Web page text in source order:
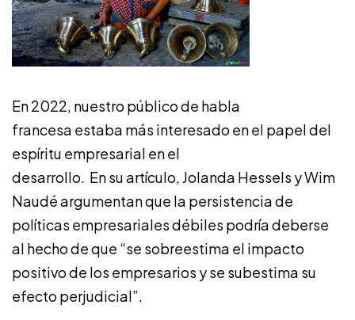
En 2022, nuestro público de habla
francesa estaba más interesado en el papel del
espíritu empresarial en el
desarrollo. En su artículo, Jolanda Hessels y Wim
Naudé argumentan que la persistencia de
políticas empresariales débiles podría deberse
al hecho de que “se sobreestima el impacto
positivo de los empresarios y se subestima su
efecto perjudicial”.